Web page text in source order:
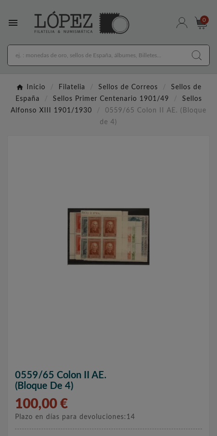
 0
Inicio Filatelia Sellos de Correos
Sellos de
España
Sellos Primer Centenario 1901/49
Sellos
Alfonso XIII 1901/1930
0559/65 Colon II AE. (Bloque
de 4)
0559/65 Colon II AE.
(Bloque De 4)
100,00 €
Plazo en días para devoluciones:14